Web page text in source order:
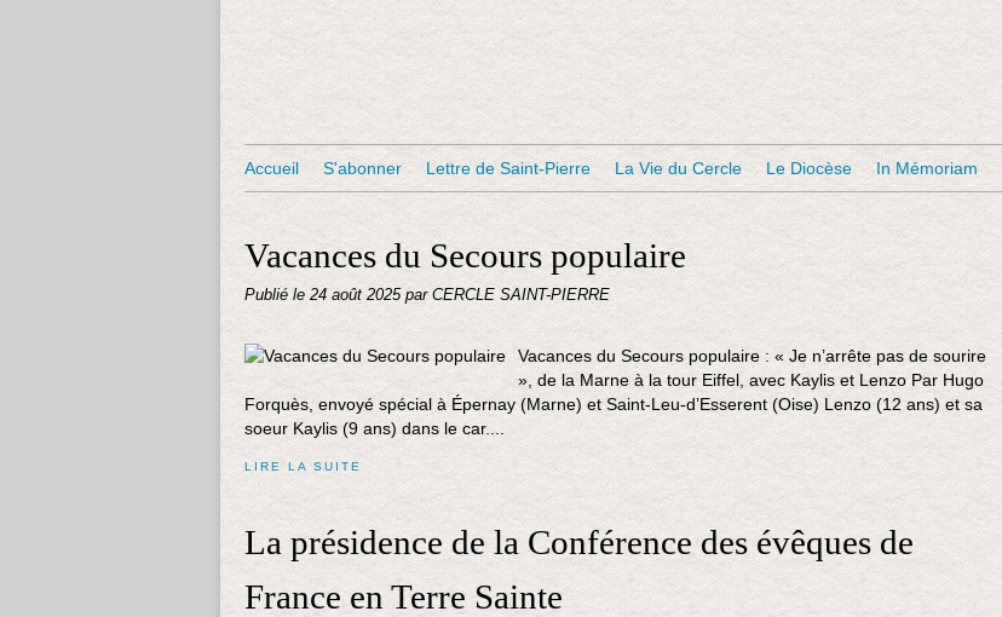
Accueil S'abonner Lettre de Saint-Pierre La Vie du Cercle Le Diocèse In Mémoriam
Vacances du Secours populaire
Publié le 24 août 2025 par CERCLE SAINT-PIERRE
Vacances du Secours populaire : « Je n’arrête pas de sourire
», de la Marne à la tour Eiffel, avec Kaylis et Lenzo Par Hugo
Forquès, envoyé spécial à Épernay (Marne) et Saint-Leu-d’Esserent (Oise) Lenzo (12 ans) et sa
soeur Kaylis (9 ans) dans le car....
LIRE LA SUITE
La présidence de la Conférence des évêques de
France en Terre Sainte